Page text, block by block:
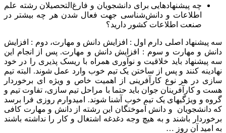
چه پیشنهادهایی برای دانشجویان و فارغ‌التحصیلان رشته علم
اطلاعات و دانش‌شناسی جهت فعال شدن هر چه بیشتر در
صنعت اطلاعات کشور دارید؟
سه پیشنهاد اصلی دارم اول : افزایش دانش و مهارت، دوم : افزایش
دانش و مهارت و سوم : افزایش دانش و مهارت. پس از انجام این
سه پیشنهاد باید خلاقیت و نوآوری همراه با ریسک پذیری را در خود
نهادینه کنند و پس از ساختن یک تیم خوب وارد عمل شوند. البته تیم
سازی در هر نوع کارآفرینی از اهمیت خاص و ویژه ای برخوردار
هست و کارآفرینان جوان باید حتما با مراحل تیم سازی، تفاوت تیم و
گروه و ویژگی­های یک تیم خوب آشنا شوند. امیدوارم روزی فرا برسد
که دانشجویان و دانش آموختگان این رشته از دانش و مهارت کافی
برخوردار باشند و به هیچ وجه دغدغه اشتغال و کار را نداشته باشند
به امید آن روز …